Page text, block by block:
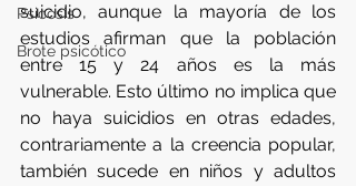
Psicosis
Brote psicótico
suicidio, aunque la mayoría de los
estudios afirman que la población
entre 15 y 24 años es la más
vulnerable. Esto último no implica que
no haya suicidios en otras edades,
contrariamente a la creencia popular,
también sucede en niños y adultos